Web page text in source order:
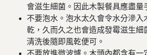
會滋生細菌。因此木製餐具應盡量
不要泡水。泡水太久會令水分滲入
乾，久而久之也會造成發霉滋生細
清洗後隨即風乾便可。